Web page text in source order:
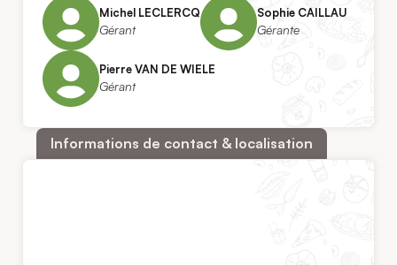
Michel LECLERCQ
Gérant
Sophie CAILLAU
Gérante
Pierre VAN DE WIELE
Gérant
Informations de contact & localisation